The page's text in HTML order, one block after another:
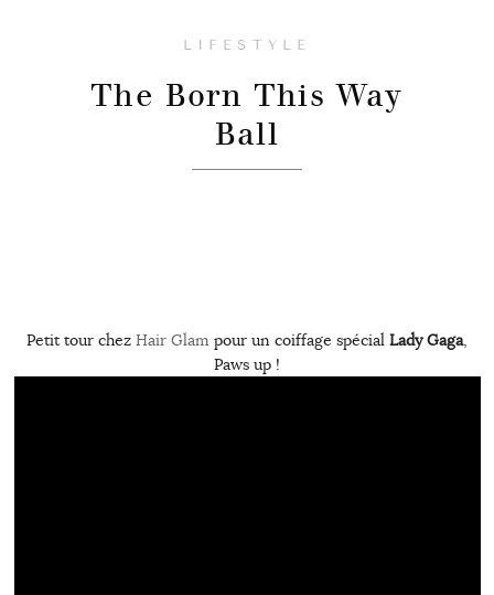
LIFESTYLE
The Born This Way
Ball
Petit tour chez Hair Glam pour un coiffage spécial Lady Gaga,
Paws up !